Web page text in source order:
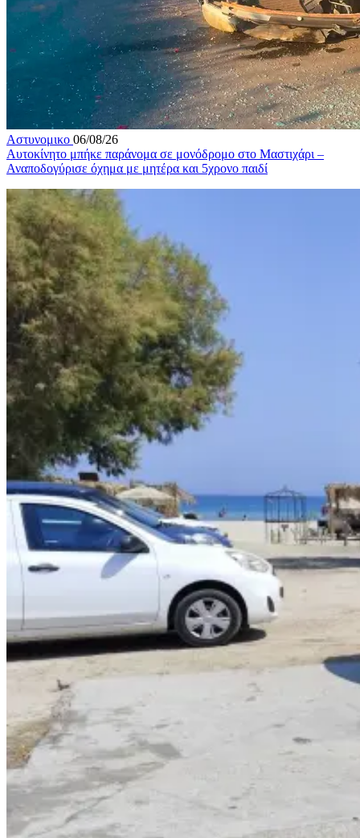
Αστυνομικο 06/08/26
Αυτοκίνητο μπήκε παράνομα σε μονόδρομο στο Μαστιχάρι –
Αναποδογύρισε όχημα με μητέρα και 5χρονο παιδί